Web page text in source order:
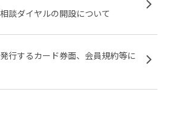
談ダイヤルの開設について
行するカード券面、会員規約等に